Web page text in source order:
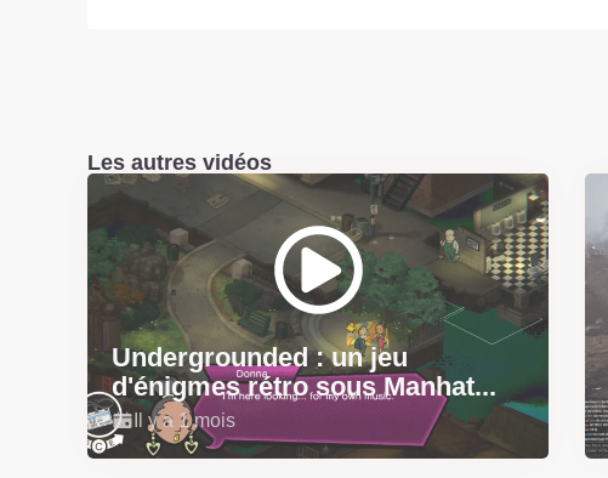
Les autres vidéos
Undergrounded : un jeu
d'énigmes rétro sous Manhat...
Il y a 1 mois